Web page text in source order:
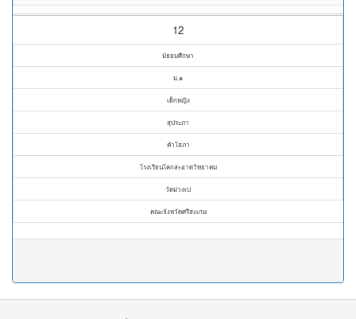
12
มัธยมศึกษา
ม.๑
เด็กหญิง
สุประภา
คำโสภา
โรงเรียนโคกสะอาดวิทยาคม
วัดม่วงเป
คณะจังหวัดศรีสะเกษ